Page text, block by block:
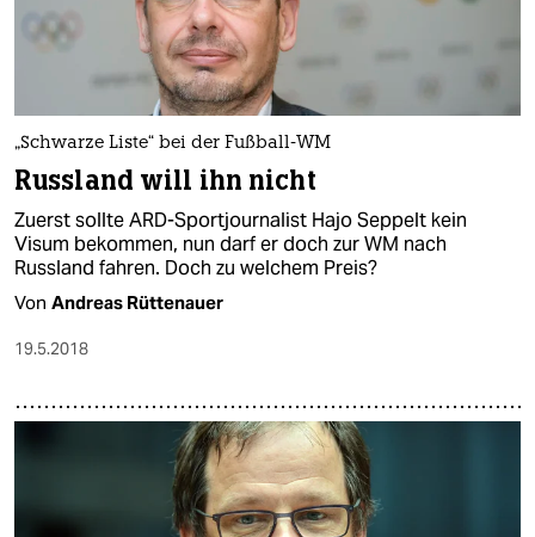
„Schwarze Liste“ bei der Fußball-WM
Russland will ihn nicht
Zuerst sollte ARD-Sportjournalist Hajo Seppelt kein
Visum bekommen, nun darf er doch zur WM nach
Russland fahren. Doch zu welchem Preis?
Von Andreas Rüttenauer
19.5.2018